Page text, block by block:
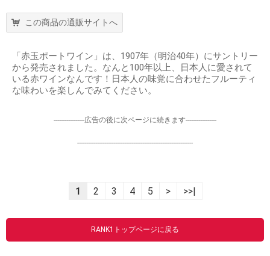
この商品の通販サイトへ
「赤玉ポートワイン」は、1907年（明治40年）にサントリー
から発売されました。なんと100年以上、日本人に愛されて
いる赤ワインなんです！日本人の味覚に合わせたフルーティ
な味わいを楽しんでみてください。
-----------------広告の後に次ページに続きます-----------------
----------------------------------------------------------------
1 2 3 4 5 > >>|
RANK1トップページに戻る